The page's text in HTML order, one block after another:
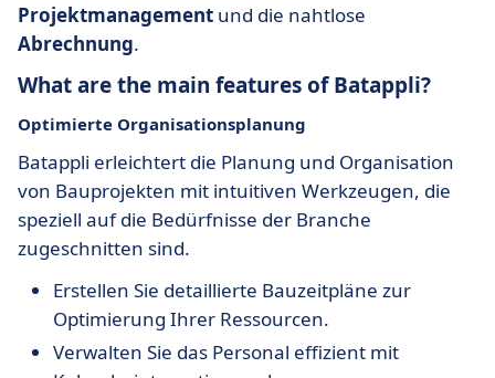
Projektmanagement und die nahtlose
Abrechnung.
What are the main features of Batappli?
Optimierte Organisationsplanung
Batappli erleichtert die Planung und Organisation
von Bauprojekten mit intuitiven Werkzeugen, die
speziell auf die Bedürfnisse der Branche
zugeschnitten sind.
Erstellen Sie detaillierte Bauzeitpläne zur
Optimierung Ihrer Ressourcen.
Verwalten Sie das Personal effizient mit